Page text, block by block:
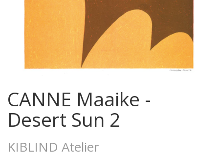
CANNE Maaike -
Desert Sun 2
KIBLIND Atelier